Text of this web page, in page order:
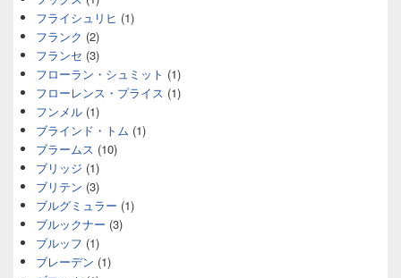
フライシュリヒ (1)
フランク (2)
フランセ (3)
フローラン・シュミット (1)
フローレンス・プライス (1)
フンメル (1)
ブラインド・トム (1)
ブラームス (10)
ブリッジ (1)
ブリテン (3)
ブルグミュラー (1)
ブルックナー (3)
ブルッフ (1)
ブレーデン (1)